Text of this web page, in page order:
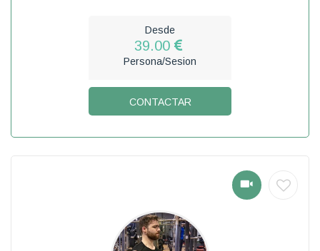
Desde
39.00
Persona/Sesion
CONTACTAR